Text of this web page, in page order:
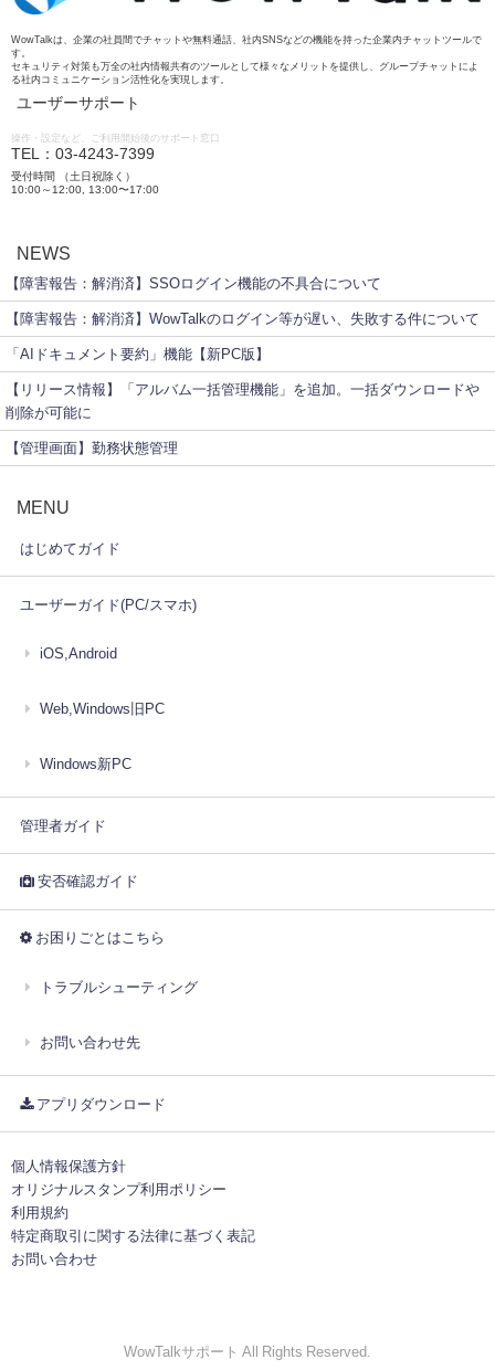
WowTalkは、企業の社員間でチャットや無料通話、社内SNSなどの機能を持った企業内チャットツールで
す。
セキュリティ対策も万全の社内情報共有のツールとして様々なメリットを提供し、グループチャットによ
る社内コミュニケーション活性化を実現します。
ユーザーサポート
操作・設定など、ご利用開始後のサポート窓口
TEL：03-4243-7399
受付時間 （土日祝除く）
10:00～12:00, 13:00〜17:00
NEWS
【障害報告：解消済】SSOログイン機能の不具合について
【障害報告：解消済】WowTalkのログイン等が遅い、失敗する件について
「AIドキュメント要約」機能【新PC版】
【リリース情報】「アルバム一括管理機能」を追加。一括ダウンロードや
削除が可能に
【管理画面】勤務状態管理
MENU
はじめてガイド
ユーザーガイド(PC/スマホ)
iOS,Android
Web,Windows旧PC
Windows新PC
管理者ガイド
安否確認ガイド
お困りごとはこちら
トラブルシューティング
お問い合わせ先
アプリダウンロード
個人情報保護方針
オリジナルスタンプ利用ポリシー
利用規約
特定商取引に関する法律に基づく表記
お問い合わせ
WowTalkサポート All Rights Reserved.